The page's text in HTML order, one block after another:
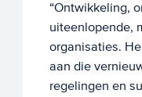
“Ontwikkeling,
uiteenlopende,
organisaties.
aan die
regelingen en